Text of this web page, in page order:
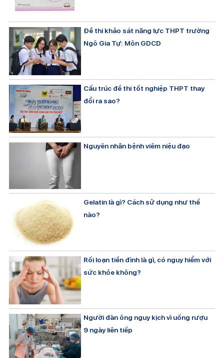
Đề thi khảo sát năng lực THPT trường
Ngô Gia Tự: Môn GDCD
Cấu trúc đề thi tốt nghiệp THPT thay
đổi ra sao?
Nguyên nhân bệnh viêm niệu đạo
Gelatin là gì? Cách sử dụng như thế
nào?
Rối loạn tiền đình là gì, có nguy hiểm với
sức khỏe không?
Người đàn ông nguy kịch vì uống rượu
9 ngày liên tiếp